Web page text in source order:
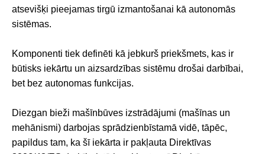
atsevišķi pieejamas tirgū izmantošanai kā autonomās
sistēmas.
Komponenti tiek definēti kā jebkurš priekšmets, kas ir
būtisks iekārtu un aizsardzības sistēmu drošai darbībai,
bet bez autonomas funkcijas.
Diezgan bieži mašīnbūves izstrādājumi (mašīnas un
mehānismi) darbojas sprādzienbīstamā vidē, tāpēc,
papildus tam, ka šī iekārta ir pakļauta Direktīvas